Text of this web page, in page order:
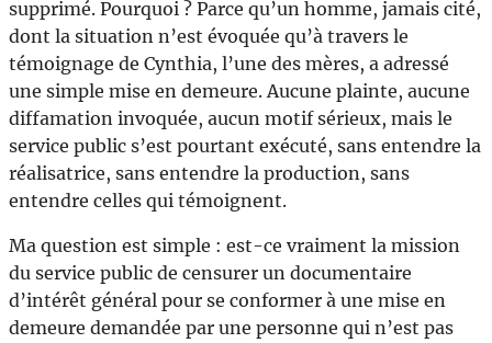
supprimé. Pourquoi ? Parce qu’un homme, jamais cité,
dont la situation n’est évoquée qu’à travers le
témoignage de Cynthia, l’une des mères, a adressé
une simple mise en demeure. Aucune plainte, aucune
diffamation invoquée, aucun motif sérieux, mais le
service public s’est pourtant exécuté, sans entendre la
réalisatrice, sans entendre la production, sans
entendre celles qui témoignent.
Ma question est simple : est-ce vraiment la mission
du service public de censurer un documentaire
d’intérêt général pour se conformer à une mise en
demeure demandée par une personne qui n’est pas